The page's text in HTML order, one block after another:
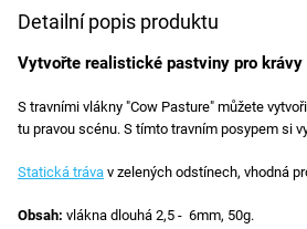
Detailní popis produktu
Vytvořte realistické pastviny pro krávy
S travními vlákny "Cow Pasture" můžete
tu pravou scénu. S tímto travním posypem si
Statická tráva v zelených odstínech, vhodná
Obsah: vlákna dlouhá 2,5 - 6mm, 50g.